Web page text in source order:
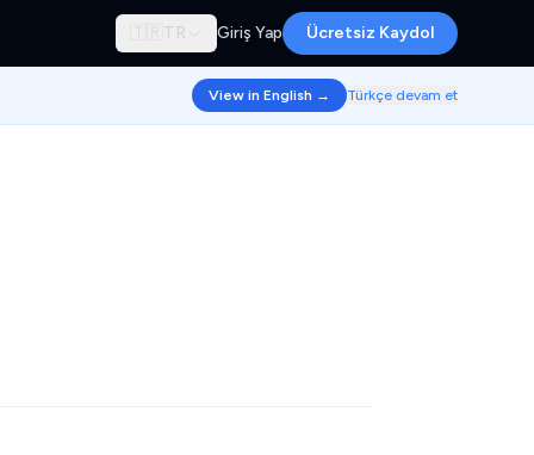
🇹🇷 TR Giriş Yap Ücretsiz Kaydol
View in English → Türkçe devam et